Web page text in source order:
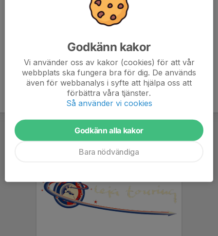
fsvard85@gmail.com
070-443 75 68Godkänn kakor
Vi använder oss av kakor (cookies) för att vår
webbplats ska fungera bra för dig. De används
även för webbanalys i syfte att hjälpa oss att
förbättra våra tjänster.
Så använder vi cookies
Godkänn alla kakor
Bara nödvändiga